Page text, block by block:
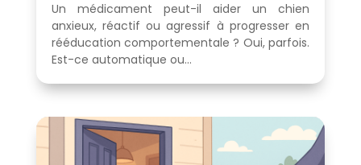
Un médicament peut-il aider un chien
anxieux, réactif ou agressif à progresser en
rééducation comportementale ? Oui, parfois.
Est-ce automatique ou...